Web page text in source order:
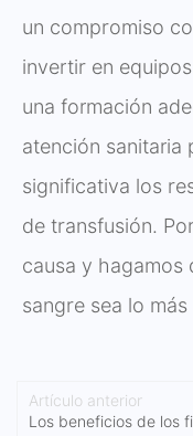
un compromiso
invertir en
una formación
atención sanitaria
significativa los
de transfusión.
causa y hagamos
sangre sea lo
Artículo anterior
Los beneficios de los